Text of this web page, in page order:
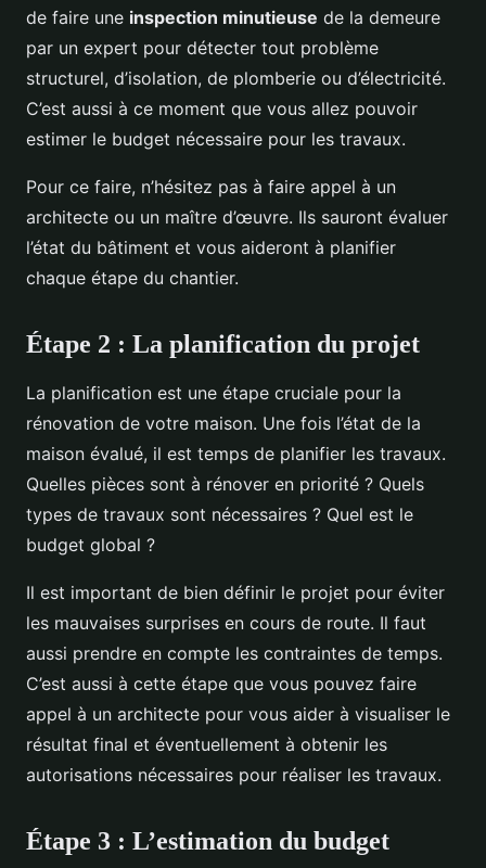
de faire une inspection minutieuse de la demeure
par un expert pour détecter tout problème
structurel, d’isolation, de plomberie ou d’électricité.
C’est aussi à ce moment que vous allez pouvoir
estimer le budget nécessaire pour les travaux.
Pour ce faire, n’hésitez pas à faire appel à un
architecte ou un maître d’œuvre. Ils sauront évaluer
l’état du bâtiment et vous aideront à planifier
chaque étape du chantier.
Étape 2 : La planification du projet
La planification est une étape cruciale pour la
rénovation de votre maison. Une fois l’état de la
maison évalué, il est temps de planifier les travaux.
Quelles pièces sont à rénover en priorité ? Quels
types de travaux sont nécessaires ? Quel est le
budget global ?
Il est important de bien définir le projet pour éviter
les mauvaises surprises en cours de route. Il faut
aussi prendre en compte les contraintes de temps.
C’est aussi à cette étape que vous pouvez faire
appel à un architecte pour vous aider à visualiser le
résultat final et éventuellement à obtenir les
autorisations nécessaires pour réaliser les travaux.
Étape 3 : L’estimation du budget